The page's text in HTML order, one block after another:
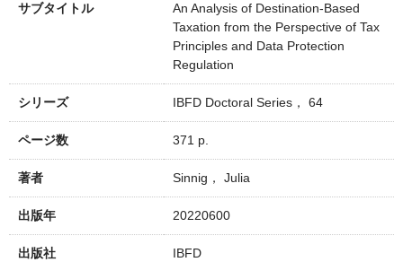
サブタイトル
An Analysis of Destination-Based
Taxation from the Perspective of Tax
Principles and Data Protection
Regulation
シリーズ IBFD Doctoral Series， 64
ページ数 371 p.
著者 Sinnig， Julia
出版年 20220600
出版社 IBFD